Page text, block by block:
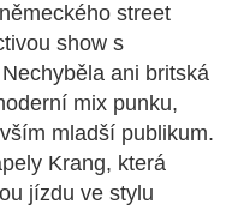
street
show s
ani britská
mix punku,
mladší publikum.
Krang, která
jízdu ve stylu